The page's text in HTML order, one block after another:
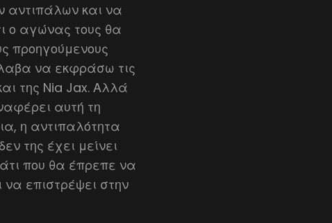
αντιπάλων και να
ο αγώνας τους θα
προηγούμενους
να εκφράσω τις
της Nia Jax. Αλλά
αυτή τη
η αντιπαλότητα
της έχει μείνει
που θα έπρεπε να
επιστρέψει στην